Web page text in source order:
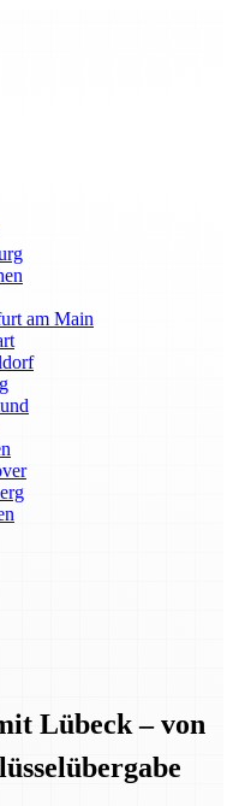
am Main
Lübeck – von